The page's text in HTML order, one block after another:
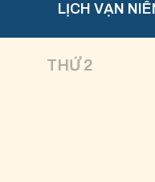
LỊCH VẠN
THỨ 2